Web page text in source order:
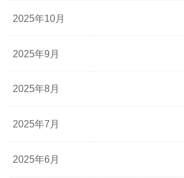
2025年10月
2025年9月
2025年8月
2025年7月
2025年6月